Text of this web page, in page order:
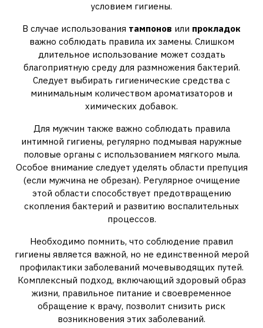
условием гигиены.
В случае использования тампонов или прокладок
важно соблюдать правила их замены. Слишком
длительное использование может создать
благоприятную среду для размножения бактерий.
Следует выбирать гигиенические средства с
минимальным количеством ароматизаторов и
химических добавок.
Для мужчин также важно соблюдать правила
интимной гигиены, регулярно подмывая наружные
половые органы с использованием мягкого мыла.
Особое внимание следует уделять области препуция
(если мужчина не обрезан). Регулярное очищение
этой области способствует предотвращению
скопления бактерий и развитию воспалительных
процессов.
Необходимо помнить, что соблюдение правил
гигиены является важной, но не единственной мерой
профилактики заболеваний мочевыводящих путей.
Комплексный подход, включающий здоровый образ
жизни, правильное питание и своевременное
обращение к врачу, позволит снизить риск
возникновения этих заболеваний.